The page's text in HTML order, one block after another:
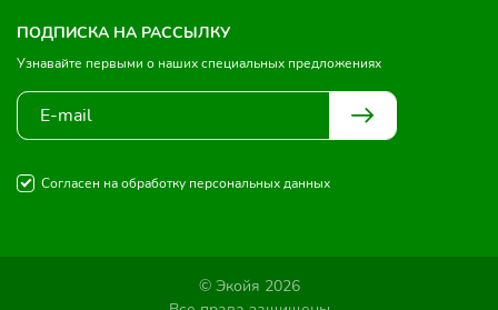
ПОДПИСКА НА РАССЫЛКУ
Узнавайте первыми о наших специальных предложениях
Согласен на обработку персональных данных
© Экойя 2026